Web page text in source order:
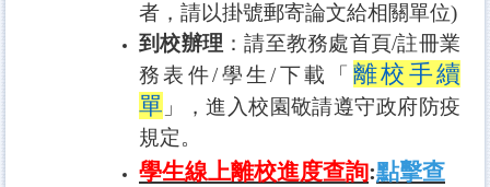
者，請以掛號郵寄論文給相關單位)
到校辦理 ：請至教務處首頁/註冊業
務表件/學生/下載
「 離校手續
單 」 ，進入校園敬請遵守政府防疫
規定。
學生線上離校進度查詢:點擊查